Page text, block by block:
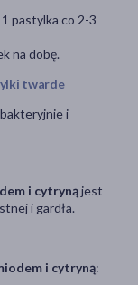
1 pastylka co 2-3
na dobę.
twarde
i
i cytrynąjest
i gardła.
i cytryną: